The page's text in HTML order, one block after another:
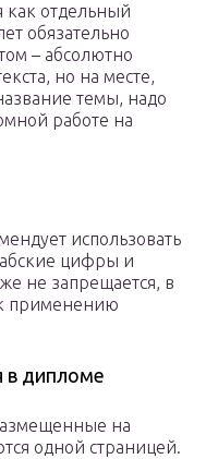
отдельный
обязательно
– абсолютно
но на месте,
темы, надо
работе на
использовать
цифры и
не запрещается, в
применению
в дипломе
на
одной страницей.